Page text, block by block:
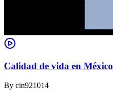
Calidad de vida en México
By cin921014